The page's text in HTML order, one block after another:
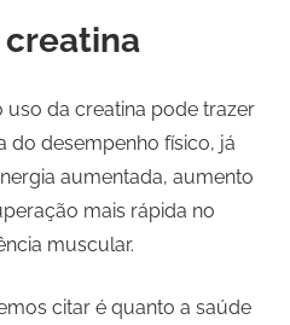
uso da creatina pode trazer
do desempenho físico, já
aumentada, aumento
mais rápida no
muscular.
citar é quanto a saúde